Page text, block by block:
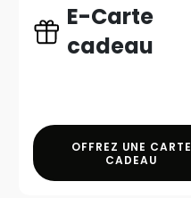
E-Carte
cadeau
OFFREZ UNE CARTE
CADEAU